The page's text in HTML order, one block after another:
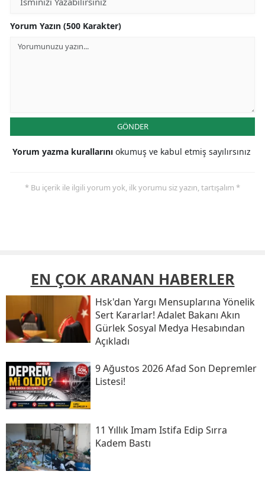
Yorum Yazın (500 Karakter)
GÖNDER
Yorum yazma kurallarını okumuş ve kabul etmiş sayılırsınız
* Bu içerik ile ilgili yorum yok, ilk yorumu siz yazın, tartışalım *
EN ÇOK ARANAN HABERLER
Hsk'dan Yargı Mensuplarına Yönelik
Sert Kararlar! Adalet Bakanı Akın
Gürlek Sosyal Medya Hesabından
Açıkladı
9 Ağustos 2026 Afad Son Depremler
Listesi!
11 Yıllık Imam Istifa Edip Sırra
Kadem Bastı